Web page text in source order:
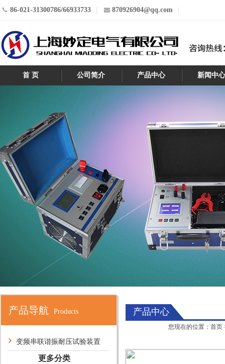
86-021-31300786/66933733 870926904@qq.com
首 页 公司简介 产品中心 新闻中
产品导航 Products
变频串联谐振耐压试验装置
更多分类
产品中心
您现在的位置： 首页